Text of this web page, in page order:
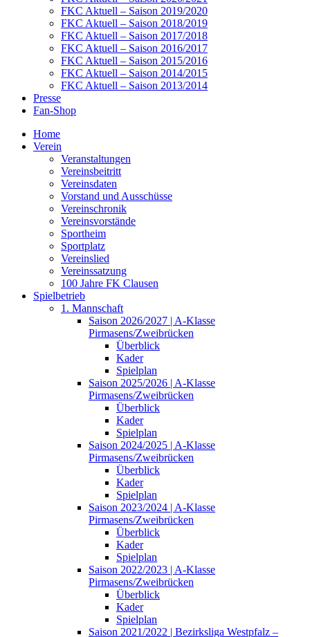
FKC Aktuell – Saison 2019/2020
FKC Aktuell – Saison 2018/2019
FKC Aktuell – Saison 2017/2018
FKC Aktuell – Saison 2016/2017
FKC Aktuell – Saison 2015/2016
FKC Aktuell – Saison 2014/2015
FKC Aktuell – Saison 2013/2014
Presse
Fan-Shop
Home
Verein
Veranstaltungen
Vereinsbeitritt
Vereinsdaten
Vorstand und Ausschüsse
Vereinschronik
Vereinsvorstände
Sportheim
Sportplatz
Vereinslied
Vereinssatzung
100 Jahre FK Clausen
Spielbetrieb
1. Mannschaft
Saison 2026/2027 | A-Klasse
Pirmasens/Zweibrücken
Überblick
Kader
Spielplan
Saison 2025/2026 | A-Klasse
Pirmasens/Zweibrücken
Überblick
Kader
Spielplan
Saison 2024/2025 | A-Klasse
Pirmasens/Zweibrücken
Überblick
Kader
Spielplan
Saison 2023/2024 | A-Klasse
Pirmasens/Zweibrücken
Überblick
Kader
Spielplan
Saison 2022/2023 | A-Klasse
Pirmasens/Zweibrücken
Überblick
Kader
Spielplan
Saison 2021/2022 | Bezirksliga Westpfalz –